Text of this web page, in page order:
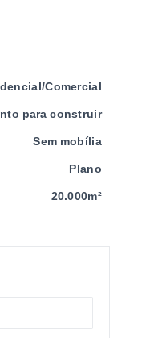
Comercial
para construir
Sem mobília
Plano
20.000m²